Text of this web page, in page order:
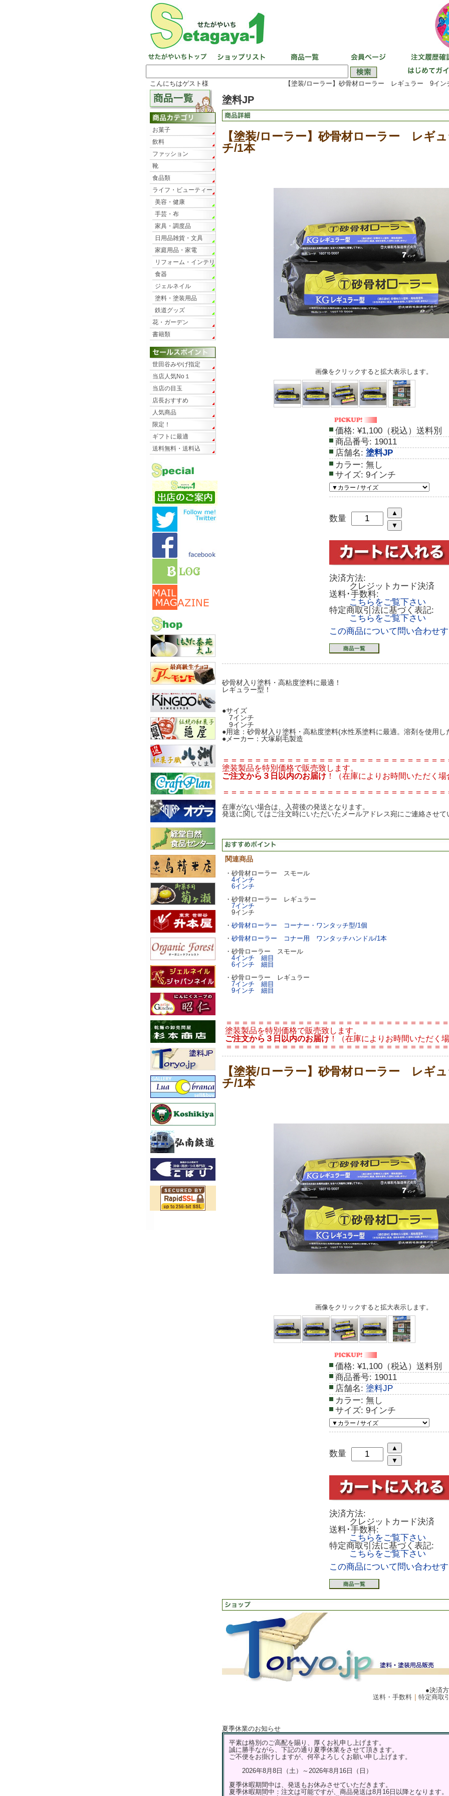
こんにちはゲスト様 【塗装/ローラー】砂骨材ローラー レギュラー 9イ
塗料JP
【塗装/ローラー】砂骨材ローラー レギ
チ/1本
画像をクリックすると拡大表示します。
価格: ¥1,100（税込）送料別
商品番号: 19011
店舗名: 塗料JP
カラー: 無し
サイズ: 9インチ
数量
決済方法:
クレジットカード決済
送料･手数料:
こちらをご覧下さい
特定商取引法に基づく表記:
こちらをご覧下さい
この商品について問い合わせ
砂骨材入り塗料・高粘度塗料に最適！
レギュラー型！
●サイズ
7インチ
9インチ
●用途：砂骨材入り塗料・高粘度塗料(水性系塗料に最適。溶剤を使用し
●メーカー：大塚刷毛製造
＝＝＝＝＝＝＝＝＝＝＝＝＝＝＝＝＝＝＝＝＝＝＝＝＝＝＝＝
塗装製品を特別価格で販売致します。
ご注文から３日以内のお届け！（在庫によりお時間いただく場
＝＝＝＝＝＝＝＝＝＝＝＝＝＝＝＝＝＝＝＝＝＝＝＝＝＝＝＝
在庫がない場合は、入荷後の発送となります。
発送に関してはご注文時にいただいたメールアドレス宛にご連絡させて
関連商品
・砂骨材ローラー スモール
4インチ
6インチ
・砂骨材ローラー レギュラー
7インチ
9インチ
・ 砂骨材ローラー コーナー・ワンタッチ型/1個
・ 砂骨材ローラー コナー用 ワンタッチハンドル/1本
・砂骨ローラー スモール
4インチ 細目
6インチ 細目
・砂骨ローラー レギュラー
7インチ 細目
9インチ 細目
＝＝＝＝＝＝＝＝＝＝＝＝＝＝＝＝＝＝＝＝＝＝＝＝＝＝＝
塗装製品を特別価格で販売致します。
ご注文から３日以内のお届け！（在庫によりお時間いただく
＝＝＝＝＝＝＝＝＝＝＝＝＝＝＝＝＝＝＝＝＝＝＝＝＝＝＝
【塗装/ローラー】砂骨材ローラー レギ
チ/1本
画像をクリックすると拡大表示します。
価格: ¥1,100（税込）送料別
商品番号: 19011
店舗名: 塗料JP
カラー: 無し
サイズ: 9インチ
数量
決済方法:
クレジットカード決済
送料･手数料:
こちらをご覧下さい
特定商取引法に基づく表記:
こちらをご覧下さい
この商品について問い合わせ
●決済
送料・手数料｜ 特定商取
夏季休業のお知らせ
平素は格別のご高配を賜り、厚くお礼申し上げます。
誠に勝手ながら、下記の通り夏季休業をさせて頂きます。
ご不便をお掛けしますが、何卒よろしくお願い申し上げます。
2026年8月8日（土）～2026年8月16日（日）
夏季休暇期間中は、発送もお休みさせていただきます。
夏季休暇期間中：注文は可能ですが、商品発送は8月16日以降となります。
お菓子
飲料
ファッション
靴
食品類
ライフ・ビューティー
美容・健康
手芸・布
家具・調度品
日用品雑貨・文具
家庭用品・家電
リフォーム・インテリ
ア
食器
ジェルネイル
塗料・塗装用品
鉄道グッズ
花・ガーデン
書籍類
世田谷みやげ指定
当店人気No１
当店の目玉
店長おすすめ
人気商品
限定！
ギフトに最適
送料無料・送料込